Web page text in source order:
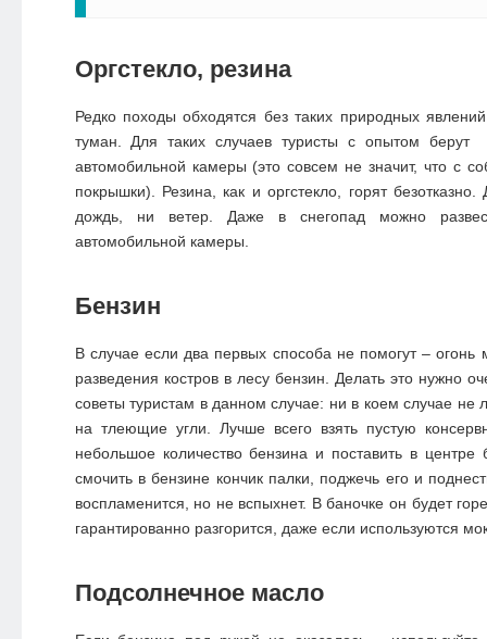
Оргстекло, резина
Редко походы обходятся без таких природных
туман. Для таких случаев туристы с опытом берут
автомобильной камеры (это совсем не значит, что с
покрышки). Резина, как и оргстекло, горят
дождь, ни ветер. Даже в снегопад можно
автомобильной камеры.
Бензин
В случае если два первых способа не помогут – огонь
разведения костров в лесу бензин. Делать это нужно
советы туристам в данном случае: ни в коем случае не
на тлеющие угли. Лучше всего взять пустую
небольшое количество бензина и поставить в центре
смочить в бензине кончик палки, поджечь его и
воспламенится, но не вспыхнет. В баночке он будет
гарантированно разгорится, даже если используются
Подсолнечное масло